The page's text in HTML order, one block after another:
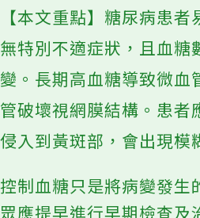
【本文重點】糖尿病患
無特別不適症狀，且血
變。長期高血糖導致微
管破壞視網膜結構。患
侵入到黃斑部，會出現模
控制血糖只是將病變發